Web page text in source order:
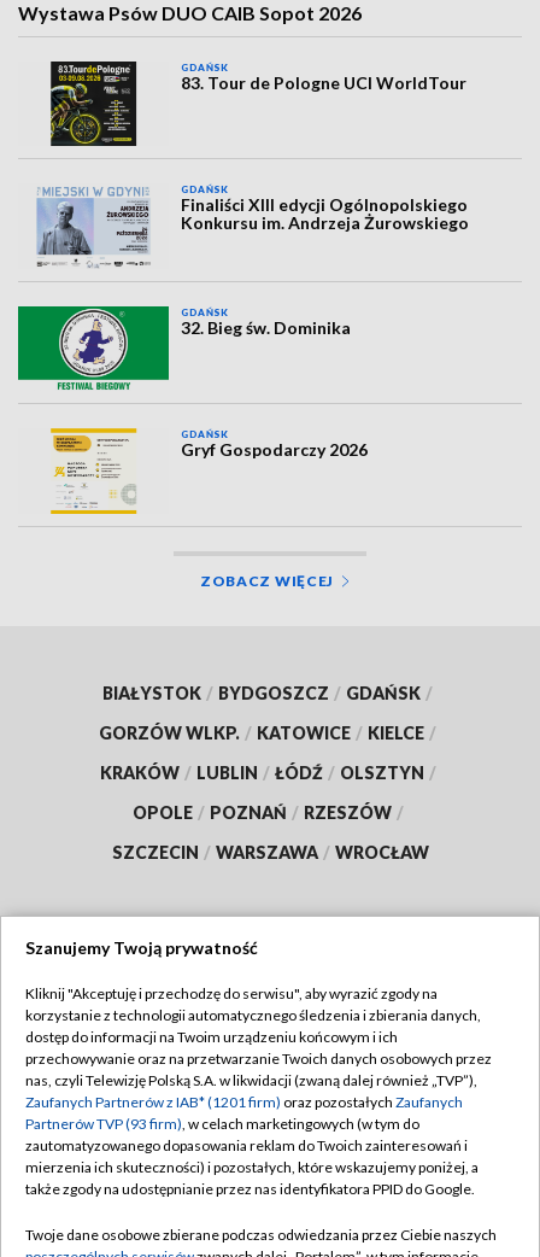
Wystawa Psów DUO CAIB Sopot 2026
GDAŃSK
83. Tour de Pologne UCI WorldTour
GDAŃSK
Finaliści XIII edycji Ogólnopolskiego
Konkursu im. Andrzeja Żurowskiego
GDAŃSK
32. Bieg św. Dominika
GDAŃSK
Gryf Gospodarczy 2026
ZOBACZ WIĘCEJ
BIAŁYSTOK / BYDGOSZCZ / GDAŃSK /
GORZÓW WLKP. / KATOWICE / KIELCE /
KRAKÓW / LUBLIN / ŁÓDŹ / OLSZTYN /
OPOLE / POZNAŃ / RZESZÓW /
SZCZECIN / WARSZAWA / WROCŁAW
TVP
Abonament TVP
Emisja w TVP
Centrum informacji TVP
Naziemna Telewizja Cyfrowa
Regulamin TVP
Polityka prywatności
Moje zgody
Pomoc
Szanujemy Twoją prywatność
Kliknij "Akceptuję i przechodzę do serwisu", aby wyrazić zgody na
korzystanie z technologii automatycznego śledzenia i zbierania danych,
dostęp do informacji na Twoim urządzeniu końcowym i ich
przechowywanie oraz na przetwarzanie Twoich danych osobowych przez
nas, czyli Telewizję Polską S.A. w likwidacji (zwaną dalej również „TVP”),
Zaufanych Partnerów z IAB* (1201 firm) oraz pozostałych Zaufanych
Partnerów TVP (93 firm), w celach marketingowych (w tym do
zautomatyzowanego dopasowania reklam do Twoich zainteresowań i
mierzenia ich skuteczności) i pozostałych, które wskazujemy poniżej, a
także zgody na udostępnianie przez nas identyfikatora PPID do Google.
Twoje dane osobowe zbierane podczas odwiedzania przez Ciebie naszych